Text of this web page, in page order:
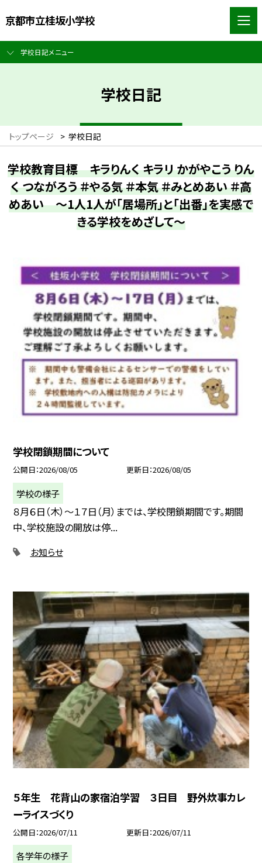
京都市立桂坂小学校
学校日記メニュー
学校日記
トップページ > 学校日記
学校教育目標 キラりんく キラリ かがやこう りん
く つながろう ＃やる気 ＃本気 ＃みとめあい ＃高
めあい ～1人1人が「居場所」と「出番」を実感で
きる学校をめざして～
学校閉鎖期間について
公開日 2026/08/05 更新日 2026/08/05
学校の様子
８月６日（木）～１７日（月）までは、学校閉鎖期間です。期間
中、学校施設の開放は停...
お知らせ
５年生 花背山の家宿泊学習 ３日目 野外炊事カレ
ーライスづくり
公開日 2026/07/11 更新日 2026/07/11
各学年の様子